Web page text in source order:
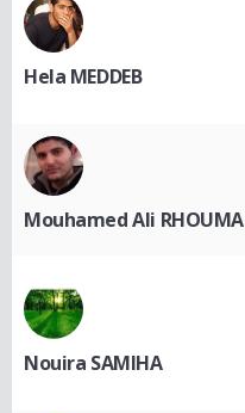
Hela MEDDEB
Mouhamed Ali RHOUMA
Nouira SAMIHA